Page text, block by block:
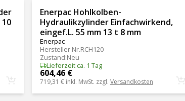
Enerpac Hohlkolben-
Hydraulikzylinder Einfachwirkend,
eingef.L. 55 mm 13 t 8 mm
Enerpac
Hersteller Nr.RCH120
Zustand:Neu
Lieferzeit ca. 1 Tag
604,46 €
719,31 € inkl. MwSt. zzgl. Versandkosten